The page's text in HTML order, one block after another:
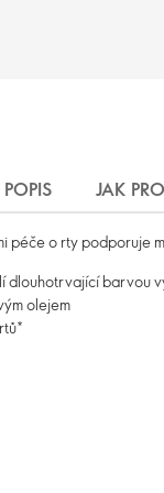
POPIS JAK
péče o rty podporuje
barvou
olejem